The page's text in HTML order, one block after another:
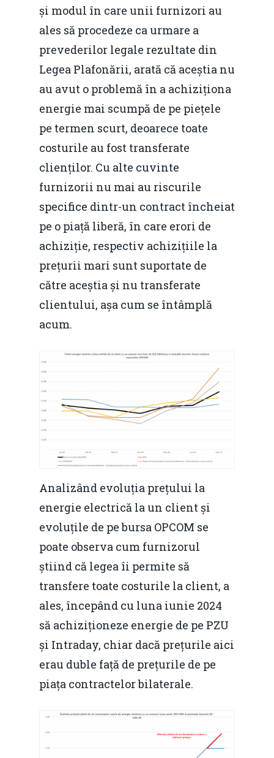
și modul în care unii furnizori au
ales să procedeze ca urmare a
prevederilor legale rezultate din
Legea Plafonării, arată că aceștia nu
au avut o problemă în a achiziționa
energie mai scumpă de pe piețele
pe termen scurt, deoarece toate
costurile au fost transferate
clienților. Cu alte cuvinte
furnizorii nu mai au riscurile
specifice dintr-un contract încheiat
pe o piață liberă, în care erori de
achiziție, respectiv achizițiile la
prețurii mari sunt suportate de
către aceștia și nu transferate
clientului, așa cum se întâmplă
acum.
Analizând evoluția prețului la
energie electrică la un client și
evoluțile de pe bursa OPCOM se
poate observa cum furnizorul
știind că legea îi permite să
transfere toate costurile la client, a
ales, începând cu luna iunie 2024
să achiziționeze energie de pe PZU
și Intraday, chiar dacă prețurile aici
erau duble față de prețurile de pe
piața contractelor bilaterale.